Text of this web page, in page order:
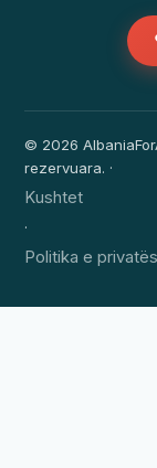
© 2026
rezervuara. ·
Kushtet
·
Politika e